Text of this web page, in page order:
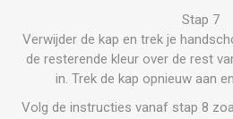
Stap 7
Verwijder de kap en trek je
de resterende kleur over de rest
in. Trek de kap opnieuw aan
Volg de instructies vanaf stap 8